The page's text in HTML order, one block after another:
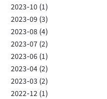
2023-10 (1)
2023-09 (3)
2023-08 (4)
2023-07 (2)
2023-06 (1)
2023-04 (2)
2023-03 (2)
2022-12 (1)